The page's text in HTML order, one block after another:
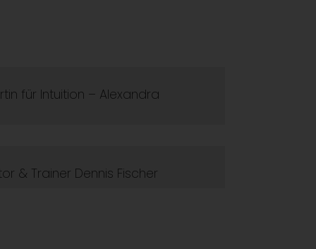
für Intuition – Alexandra
& Trainer Dennis Fischer